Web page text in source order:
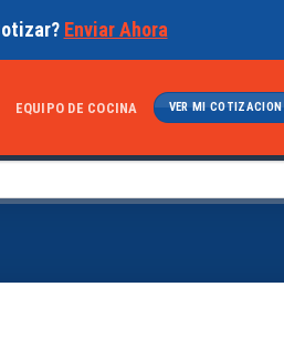
Enviar Ahora
EQUIPO DE COCINA VER MI COTIZACION